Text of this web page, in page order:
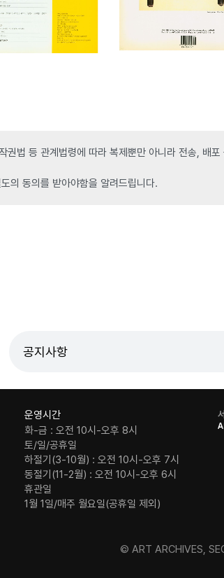
권법 등 관계법령에 따라 복제뿐만 아니라 전송, 배
의 동의를 받아야함을 알려드립니다.
공지사항
운영시간
화-금 : 오전 10시-오후 8시
토/일/공휴일
하절기(3-10월) : 오전 10시-오후 7시
동절기(11-2월) : 오전 10시-오후 6시
휴관일
1월 1일/매주 월요일(공휴일 제외)
© ART ARCHIVES,